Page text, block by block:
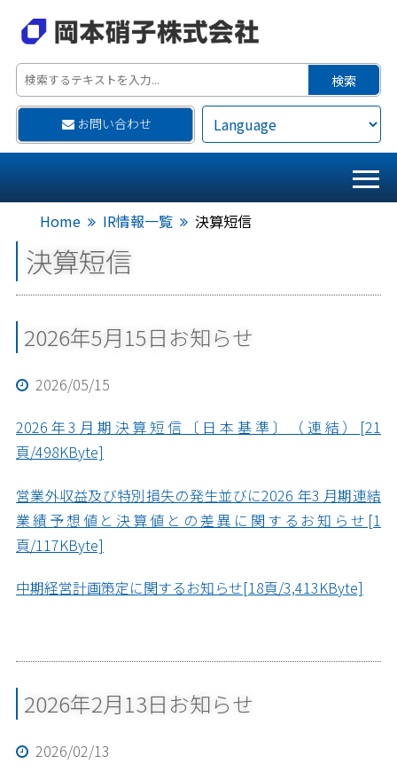
お問い合わせ
Home IR情報一覧 決算短信
決算短信
2026年5月15日お知らせ
2026/05/15
2026年3月期決算短信〔日本基準〕（連結）[21
頁/498KByte]
営業外収益及び特別損失の発生並びに2026 年3 月期連結
業績予想値と決算値との差異に関するお知らせ[1
頁/117KByte]
中期経営計画策定に関するお知らせ[18頁/3,413KByte]
2026年2月13日お知らせ
2026/02/13